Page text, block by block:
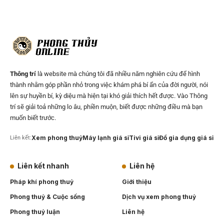
Thông trí là website mà chúng tôi đã nhiều năm nghiên cứu để hình
thành nhằm góp phần nhỏ trong việc khám phá bí ẩn của đời người, nói
lên sự huyền bí, kỳ diệu mà hiện tại khó giải thích hết được. Vào Thông
trí sẽ giải toả những lo âu, phiền muộn, biết được những điều mà bạn
muốn biết trước.
Liên kết:Xem phong thuỷMáy lạnh giá sỉTivi giá sỉĐồ gia dụng giá sỉ
Liên kết nhanh
Pháp khí phong thuỷ
Phong thuỷ & Cuộc sống
Phong thuỷ luận
Liên hệ
Giới thiệu
Dịch vụ xem phong thuỷ
Liên hệ